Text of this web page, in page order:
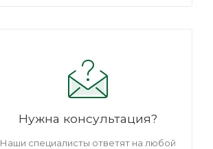
Нужна консультация?
Наши специалисты ответят на любой